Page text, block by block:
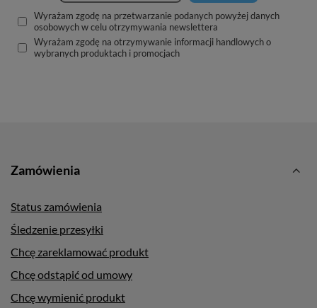
Wyrażam zgodę na przetwarzanie podanych powyżej danych
osobowych w celu otrzymywania newslettera
Wyrażam zgodę na otrzymywanie informacji handlowych o
wybranych produktach i promocjach
Zamówienia
Status zamówienia
Śledzenie przesyłki
Chcę zareklamować produkt
Chcę odstąpić od umowy
Chcę wymienić produkt